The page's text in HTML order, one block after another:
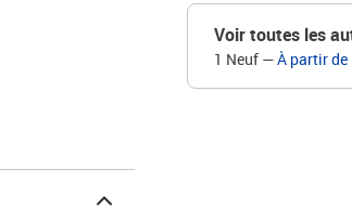
Voir toutes les
1 Neuf —À partir de